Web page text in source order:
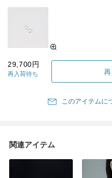
29,700円
再入荷待ち
このアイテムに
関連アイテム